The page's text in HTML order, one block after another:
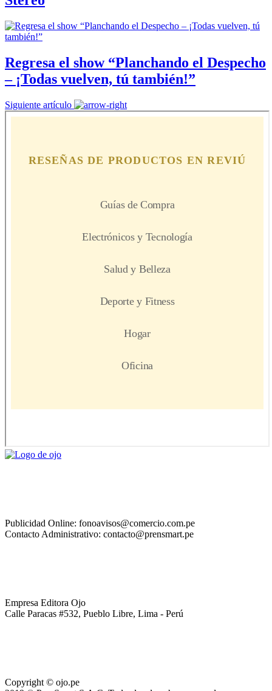
Regresa el show “Planchando el Despecho
– ¡Todas vuelven, tú también!”
Siguiente artículo
Publicidad Online: fonoavisos@comercio.com.pe
Contacto Administrativo: contacto@prensmart.pe
Empresa Editora Ojo
Calle Paracas #532, Pueblo Libre, Lima - Perú
Copyright © ojo.pe